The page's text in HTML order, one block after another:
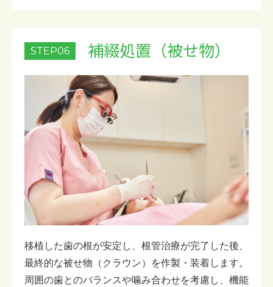
STEP06 補綴処置（被せ物）
移植した歯の根が安定し、根管治療が完了した後、
最終的な被せ物（クラウン）を作製・装着します。
周囲の歯とのバランスや噛み合わせを考慮し、機能